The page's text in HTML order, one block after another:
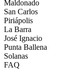
Maldonado
San Carlos
Piriápolis
La Barra
José Ignacio
Punta Ballena
Solanas
FAQ